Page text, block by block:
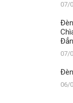
07/
07/
06/